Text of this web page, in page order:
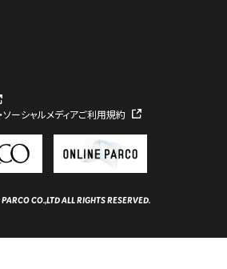
ソーシャルメディアご利用規約
CO.,LTD ALL RIGHTS RESERVED.